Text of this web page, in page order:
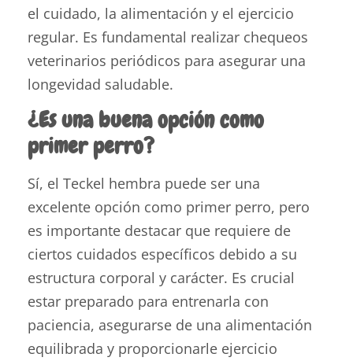
el cuidado, la alimentación y el ejercicio
regular. Es fundamental realizar chequeos
veterinarios periódicos para asegurar una
longevidad saludable.
¿Es una buena opción como
primer perro?
Sí, el Teckel hembra puede ser una
excelente opción como primer perro, pero
es importante destacar que requiere de
ciertos cuidados específicos debido a su
estructura corporal y carácter. Es crucial
estar preparado para entrenarla con
paciencia, asegurarse de una alimentación
equilibrada y proporcionarle ejercicio